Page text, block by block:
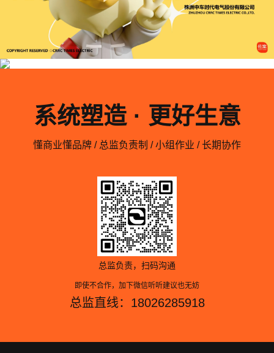
系统塑造 · 更好生意
懂商业懂品牌 / 总监负责制 / 小组作业 / 长期协作
总监负责，扫码沟通
即使不合作，加下微信听听建议也无妨
总监直线：18026285918